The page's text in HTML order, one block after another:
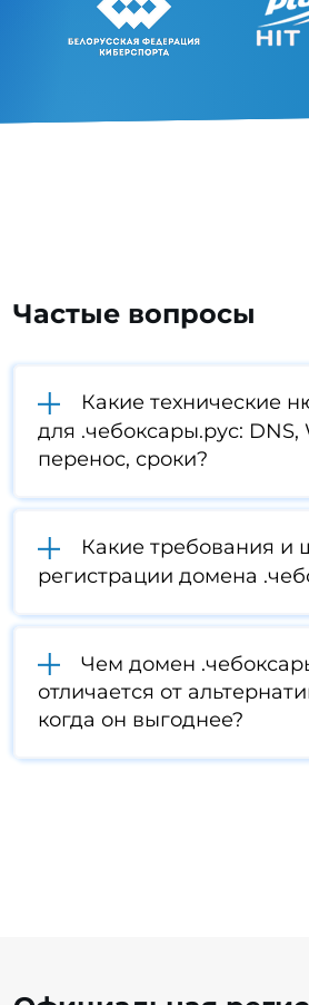
Частые вопросы
Какие технические
для .чебоксары.рус: DNS,
перенос, сроки?
Какие требования и
регистрации домена
Чем домен
отличается от
когда он выгоднее?